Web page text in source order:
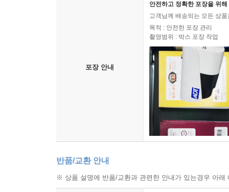
포장 안내
안전하고 정확한 포장을 위
고객님께 배송되는 모든 상
목적 : 안전한 포장 관리
촬영범위 : 박스 포장 작업
반품/교환 안내
※ 상품 설명에 반품/교환과 관련한 안내가 있는경우 아